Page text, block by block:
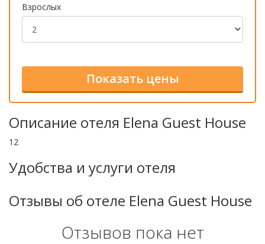
Взрослых
Описание отеля Elena Guest House
12
Удобства и услуги отеля
Отзывы об отеле Elena Guest House
Отзывов пока нет